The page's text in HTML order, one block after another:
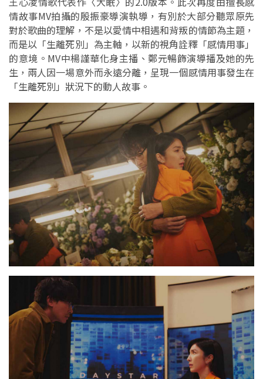
情故事MV拍攝的殷振豪導演執導，有別於大部分聽眾原先
對於歌曲的理解，不是以愛情中相遇和背叛的情節為主題，
而是以「生離死別」為主軸，以新的視角詮釋「感情用事」
的意境。MV中楊謹華化身主播、鄭元暢飾演導播及她的先
生，兩人因一場意外而永遠分離，呈現一個感情用事發生在
「生離死別」狀況下的動人故事。